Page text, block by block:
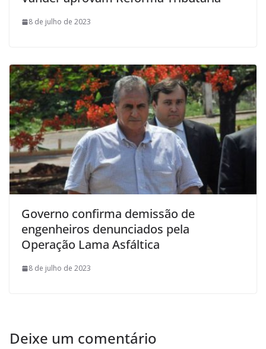
8 de julho de 2023
Governo confirma demissão de
engenheiros denunciados pela
Operação Lama Asfáltica
8 de julho de 2023
Deixe um comentário